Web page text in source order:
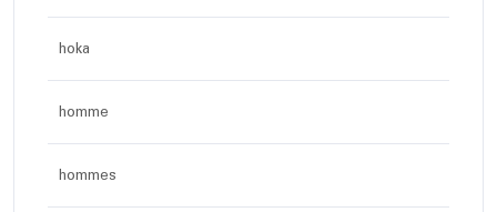
hoka
homme
hommes